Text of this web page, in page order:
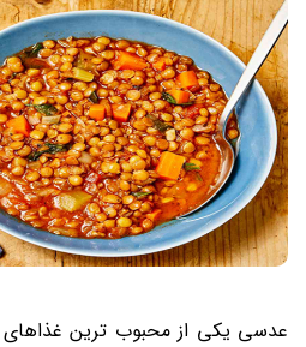
عدسی یکی از محبوب ‌ترین غذاهای